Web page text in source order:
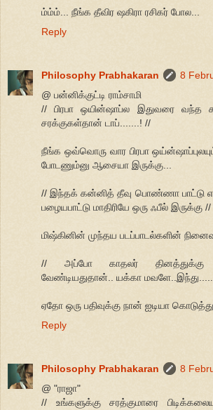
ம்ம்ம்... நீங்க தீவிர ஷகிரா ரசிகர் போல...
Reply
Philosophy Prabhakaran
8
@ பன்னிக்குட்டி ராம்சாமி
// பிரபா ஒயின்ஷாப்ல இதுவரை வந்த
சரக்குகள்தான் டாப்.......! //
நீங்க ஒவ்வொரு வார பிரபா
போடணும்னு ஆசையா இருக்கு...
// இந்தக் கன்னித் தீவு பொண்ணா
பழையபாட்டு மாதிரியே ஒரு ஃபீல் இருக்கு //
மிஷ்கினின் முந்தய படப்பாடல்களின்
// அப்போ காதலர் தினத்துக்கு
வேண்டியதுதான்.. யக்கா
ஏதோ ஒரு பதிவுக்கு நான் ஐடியா
Reply
Philosophy Prabhakaran
8
@ "ராஜா"
// உங்களுக்கு சரத்குமாரை